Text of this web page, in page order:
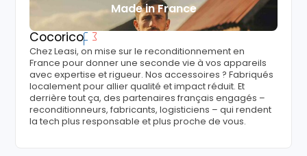
Made in France
Cocorico
Chez Leasi, on mise sur le reconditionnement en
France pour donner une seconde vie à vos appareils
avec expertise et rigueur. Nos accessoires ? Fabriqués
localement pour allier qualité et impact réduit. Et
derrière tout ça, des partenaires français engagés –
reconditionneurs, fabricants, logisticiens – qui rendent
la tech plus responsable et plus proche de vous.